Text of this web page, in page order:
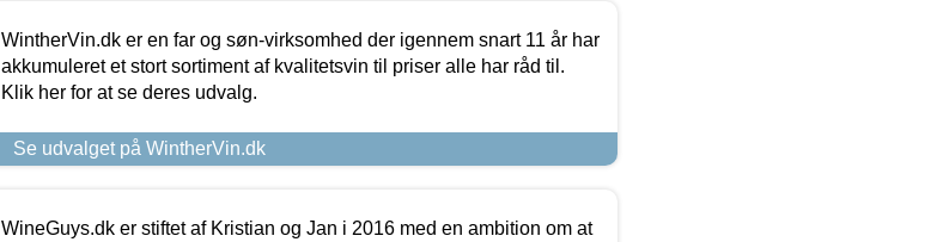
WintherVin.dk er en far og søn-virksomhed der igennem snart 11 år har
akkumuleret et stort sortiment af kvalitetsvin til priser alle har råd til.
Klik her for at se deres udvalg.
Se udvalget på WintherVin.dk
WineGuys.dk er stiftet af Kristian og Jan i 2016 med en ambition om at